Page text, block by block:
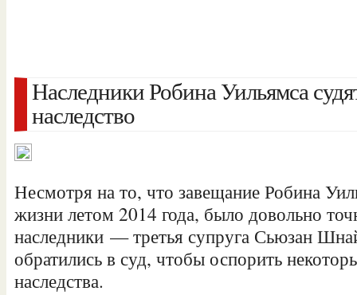
Наследники Робина Уильямса
наследство
Несмотря на то, что завещание Робина
жизни летом 2014 года, было довольно
наследники — третья супруга Сьюзан
обратились в суд, чтобы оспорить
наследства.